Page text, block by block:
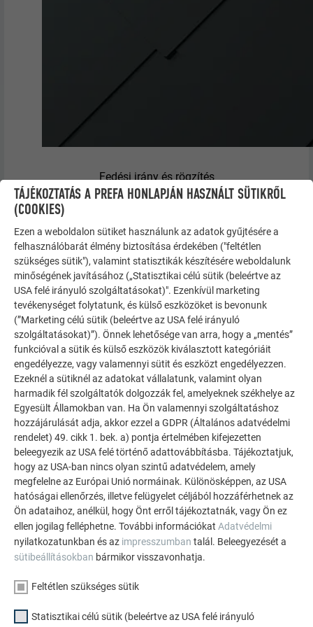
Fedési irány és rögzítés
TÁJÉKOZTATÁS A PREFA HONLAPJÁN HASZNÁLT SÜTIKRŐL
(COOKIES)
Ezen a weboldalon sütiket használunk az adatok gyűjtésére a
felhasználóbarát élmény biztosítása érdekében ("feltétlen
szükséges sütik"), valamint statisztikák készítésére weboldalunk
minőségének javításához („Statisztikai célú sütik (beleértve az
USA felé irányuló szolgáltatásokat)". Ezenkívül marketing
tevékenységet folytatunk, és külső eszközöket is bevonunk
(”Marketing célú sütik (beleértve az USA felé irányuló
szolgáltatásokat)”). Önnek lehetősége van arra, hogy a „mentés”
funkcióval a sütik és külső eszközök kiválasztott kategóriáit
engedélyezze, vagy valamennyi sütit és eszközt engedélyezzen.
Ezeknél a sütiknél az adatokat vállalatunk, valamint olyan
harmadik fél szolgáltatók dolgozzák fel, amelyeknek székhelye az
Egyesült Államokban van. Ha Ön valamennyi szolgáltatáshoz
hozzájárulását adja, akkor ezzel a GDPR (Általános adatvédelmi
rendelet) 49. cikk 1. bek. a) pontja értelmében kifejezetten
beleegyezik az USA felé történő adattovábbításba. Tájékoztatjuk,
hogy az USA-ban nincs olyan szintű adatvédelem, amely
megfelelne az Európai Unió normáinak. Különösképpen, az USA
hatóságai ellenőrzés, illetve felügyelet céljából hozzáférhetnek az
Ön adataihoz, anélkül, hogy Önt erről tájékoztatnák, vagy Ön ez
ellen jogilag felléphetne. További információkat Adatvédelmi
nyilatkozatunkban és az impresszumban talál. Beleegyezését a
sütibeállításokban bármikor visszavonhatja.
Feltétlen szükséges sütik
Statisztikai célú sütik (beleértve az USA felé irányuló